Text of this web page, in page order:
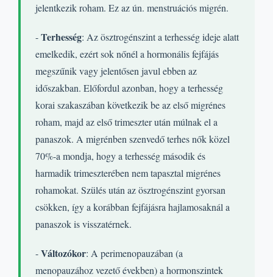
jelentkezik roham. Ez az ún. menstruációs migrén.
-Terhesség: Az ösztrogénszint a terhesség ideje alatt
emelkedik, ezért sok nőnél a hormonális fejfájás
megszűnik vagy jelentősen javul ebben az
időszakban. Előfordul azonban, hogy a terhesség
korai szakaszában következik be az első migrénes
roham, majd az első trimeszter után múlnak el a
panaszok. A migrénben szenvedő terhes nők közel
70%-a mondja, hogy a terhesség második és
harmadik trimeszterében nem tapasztal migrénes
rohamokat. Szülés után az ösztrogénszint gyorsan
csökken, így a korábban fejfájásra hajlamosaknál a
panaszok is visszatérnek.
-Változókor: A perimenopauzában (a
menopauzához vezető években) a hormonszintek